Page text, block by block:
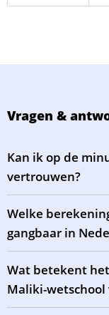
Vragen &
Kan ik op de
vertrouwen?
Welke
gangbaar in
Wat betekent
Maliki-wetschool